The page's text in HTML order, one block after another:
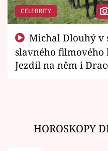
CELEBRITY
slavného filmového
Jezdil na něm i
HOROSKOPY